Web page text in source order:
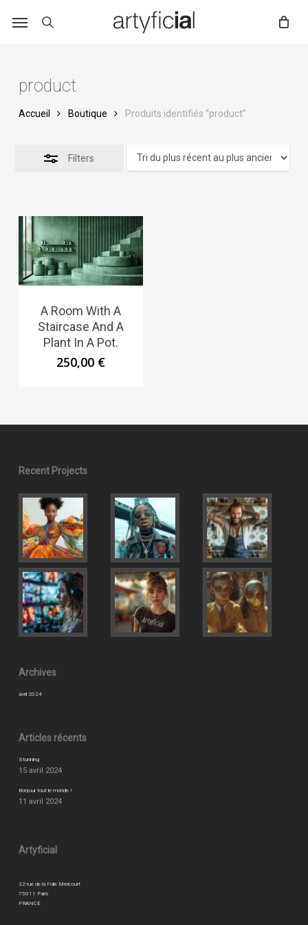
product
Accueil Boutique Produits identifiés “product”
Filters
A Room With A
Staircase And A
Plant In A Pot.
250,00 €
Recent Projects
Archives
avril 2024
Articles récents
Stunning
15 avril 2024
Bonjour tout le monde !
11 avril 2024
Artyficial
22 rue de la Folie Méricourt
75011 Paris
FRANCE